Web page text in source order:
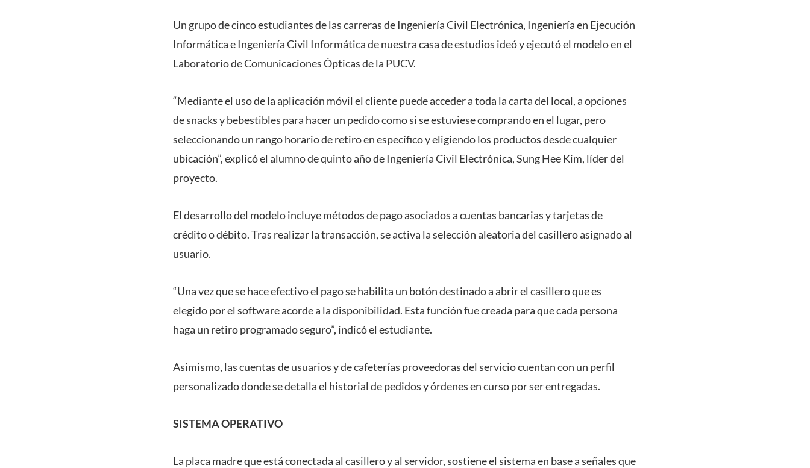
Un grupo de cinco estudiantes de las carreras de Ingeniería Civil Electrónica, Ingeniería en Ejecución
Informática e Ingeniería Civil Informática de nuestra casa de estudios ideó y ejecutó el modelo en el
Laboratorio de Comunicaciones Ópticas de la PUCV.
“Mediante el uso de la aplicación móvil el cliente puede acceder a toda la carta del local, a opciones
de snacks y bebestibles para hacer un pedido como si se estuviese comprando en el lugar, pero
seleccionando un rango horario de retiro en específico y eligiendo los productos desde cualquier
ubicación”, explicó el alumno de quinto año de Ingeniería Civil Electrónica, Sung Hee Kim, líder del
proyecto.
El desarrollo del modelo incluye métodos de pago asociados a cuentas bancarias y tarjetas de
crédito o débito. Tras realizar la transacción, se activa la selección aleatoria del casillero asignado al
usuario.
“Una vez que se hace efectivo el pago se habilita un botón destinado a abrir el casillero que es
elegido por el software acorde a la disponibilidad. Esta función fue creada para que cada persona
haga un retiro programado seguro”, indicó el estudiante.
Asimismo, las cuentas de usuarios y de cafeterías proveedoras del servicio cuentan con un perfil
personalizado donde se detalla el historial de pedidos y órdenes en curso por ser entregadas.
SISTEMA OPERATIVO
La placa madre que está conectada al casillero y al servidor, sostiene el sistema en base a señales que